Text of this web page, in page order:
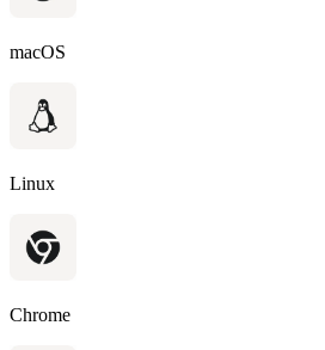
macOS
Linux
Chrome